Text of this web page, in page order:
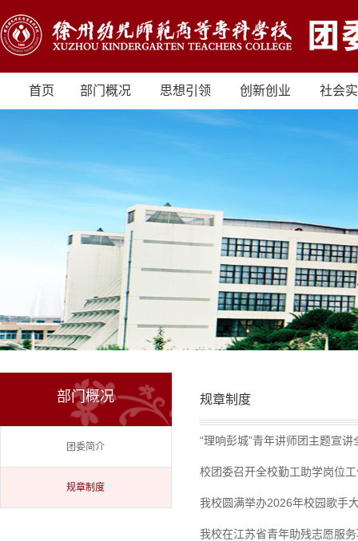
首页 部门概况 思想引领 创新创业 社会
部门概况
团委简介
规章制度
规章制度
“理响彭城”青年讲师团主题宣
校团委召开全校勤工助学岗位
我校圆满举办2026年校园歌手
我校在江苏省青年助残志愿服